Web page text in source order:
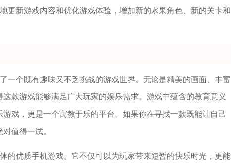
更新游戏内容和优化游戏体验，增加新的水果角色、新的关卡和
一个既有趣味又不乏挑战的游戏世界。无论是精美的画面、丰富
款游戏能够满足广大玩家的娱乐需求。游戏中蕴含的教育意义
戏，更是一个寓教于乐的平台。如果你在寻找一款既能让自己
值得一试。
的优质手机游戏。它不仅可以为玩家带来短暂的快乐时光，更能